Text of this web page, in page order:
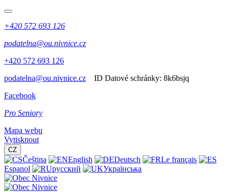
+420 572 693 126
podatelna@ou.nivnice.cz
+420 572 693 126
podatelna@ou.nivnice.cz
ID Datové schránky: 8k6bsjq
Facebook
Pro Seniory
Mapa webu
Vytisknout
CZ
Čeština English Deutsch
Le français
Espanol
русский Українська